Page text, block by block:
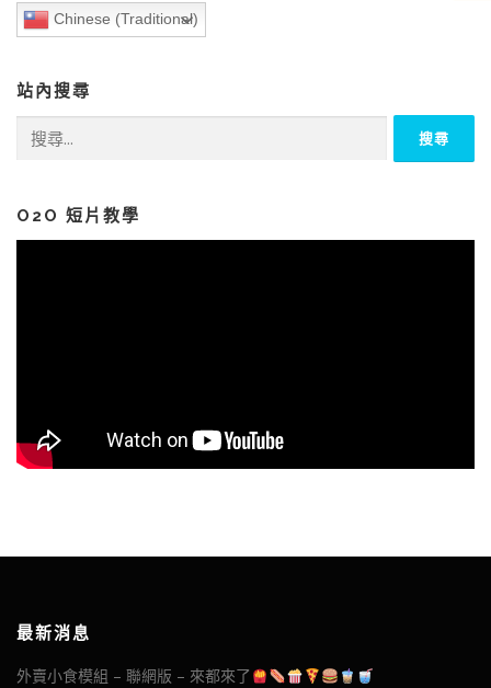
Chinese (Traditional)
站內搜尋
字:
O2O 短片教學
最新消息
外賣小食模組 – 聯網版 – 來都來了